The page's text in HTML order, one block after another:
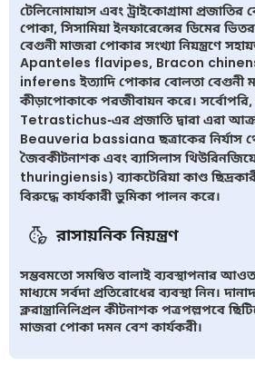
টেলিনোমায়াস এবং ট্রাইকোগ্রামা
পোকা, সিসামিয়া ইনফারেন্সের ডিমের
বেগুনী মাজরা পোকার সংখ্যা নিয়ন্ত্রণে
Apanteles flavipes, Bracon
inferens ইত্যাদি পোকার বোলতা বেগুনী
কীড়াপোকাকে পরজীবায়ন করে।
Tetrastichus-এর প্রজাতি দ্বারা এরা
Beauveria bassiana ছত্রাকের নির্যাস
জৈবকীটনাশক এবং ব্যাসিলাস
thuringiensis) ব্যাকটেরিয়া কাণ্ড
বিরুদ্ধে কার্যকারী ভুমিকা পালন করে।
রাসায়নিক নিয়ন্ত্রণ
সম্ভবমতো সমন্বিত বালাই ব্যবস্থাপনার
মাধ্যমে সর্বদা প্রতিরোধের ব্যবস্থা নিন।
ক্লরান্ত্রানিলিপ্রল কীটনাশক পত্রপল্লপবে
মাজরা পোকা দমন বেশ কার্যকরী।